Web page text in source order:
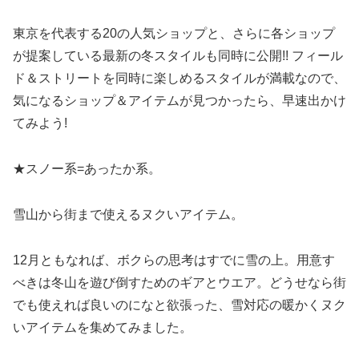
東京を代表する20の人気ショップと、さらに各ショップ
が提案している最新の冬スタイルも同時に公開!! フィール
ド＆ストリートを同時に楽しめるスタイルが満載なので、
気になるショップ＆アイテムが見つかったら、早速出かけ
てみよう!
★スノー系=あったか系。
雪山から街まで使えるヌクいアイテム。
12月ともなれば、ボクらの思考はすでに雪の上。用意す
べきは冬山を遊び倒すためのギアとウエア。どうせなら街
でも使えれば良いのになと欲張った、雪対応の暖かくヌク
いアイテムを集めてみました。